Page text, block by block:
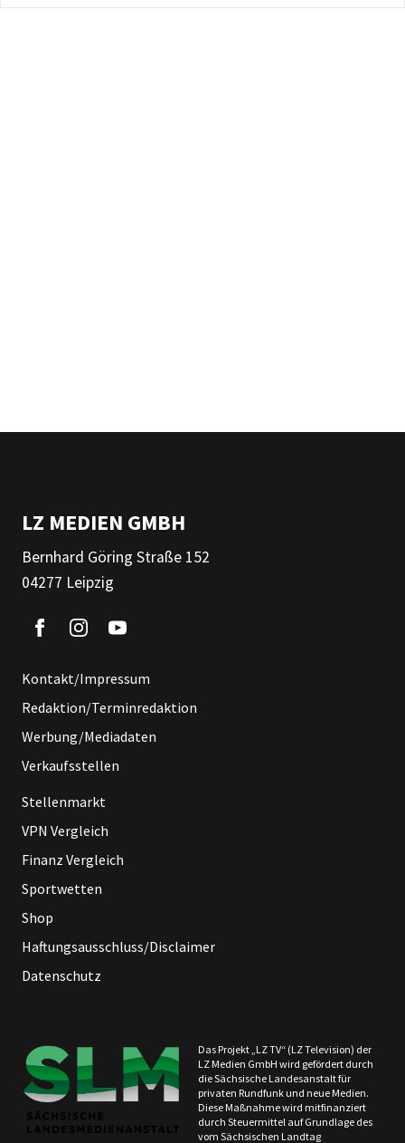
LZ MEDIEN GMBH
Bernhard Göring Straße 152
04277 Leipzig
Kontakt/Impressum
Redaktion/Terminredaktion
Werbung/Mediadaten
Verkaufsstellen
Stellenmarkt
VPN Vergleich
Finanz Vergleich
Sportwetten
Shop
Haftungsausschluss/Disclaimer
Datenschutz
Das Projekt „LZ TV“ (LZ Television) der
LZ Medien GmbH wird gefördert durch
die Sächsische Landesanstalt für
privaten Rundfunk und neue Medien.
Diese Maßnahme wird mitfinanziert
durch Steuermittel auf Grundlage des
vom Sächsischen Landtag